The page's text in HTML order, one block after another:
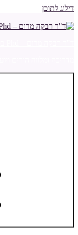
דילוג לתוכן